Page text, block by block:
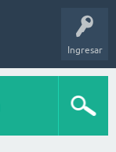
Ingresar